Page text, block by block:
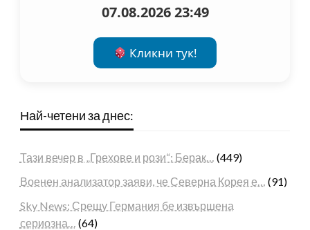
07.08.2026 23:49
Кликни тук!
Най-четени за днес:
Тази вечер в „Грехове и рози“: Берак… (449)
Военен анализатор заяви, че Северна Корея е… (91)
Sky News: Срещу Германия бе извършена
сериозна… (64)